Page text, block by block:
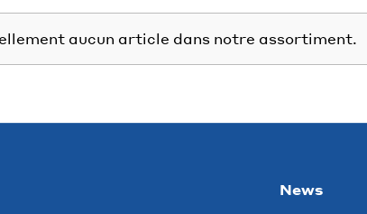
aucun article dans notre assortiment.
News